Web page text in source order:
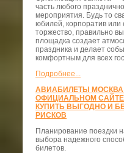
часть любого
мероприятия. Будь то
юбилей, корпоратив или
торжество, правильно
площадка создает
праздника и делает
комфортным для всех
Подробнее...
АВИАБИЛЕТЫ
ОФИЦИАЛЬНОМ
КУПИТЬ ВЫГОДНО И
РИСКОВ
Планирование поездки
выбора надежного
билетов.